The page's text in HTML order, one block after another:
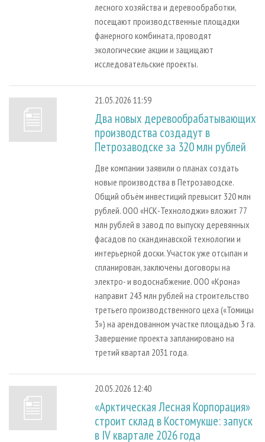
лесного хозяйства и деревообработки,
посещают производственные площадки
фанерного комбината, проводят
экологические акции и защищают
исследовательские проекты.
21.05.2026 11:59
Два новых деревообрабатывающих
производства создадут в
Петрозаводске за 320 млн рублей
Две компании заявили о планах создать
новые производства в Петрозаводске.
Общий объём инвестиций превысит 320 млн
рублей. ООО «НСК-Технолоджи» вложит 77
млн рублей в завод по выпуску деревянных
фасадов по скандинавской технологии и
интерьерной доски. Участок уже отсыпан и
спланирован, заключены договоры на
электро- и водоснабжение. ООО «Крона»
направит 243 млн рублей на строительство
третьего производственного цеха («Томицы
3») на арендованном участке площадью 3 га.
Завершение проекта запланировано на
третий квартал 2031 года.
20.05.2026 12:40
«Арктическая Лесная Корпорация»
строит склад в Костомукше: запуск
в IV квартале 2026 года